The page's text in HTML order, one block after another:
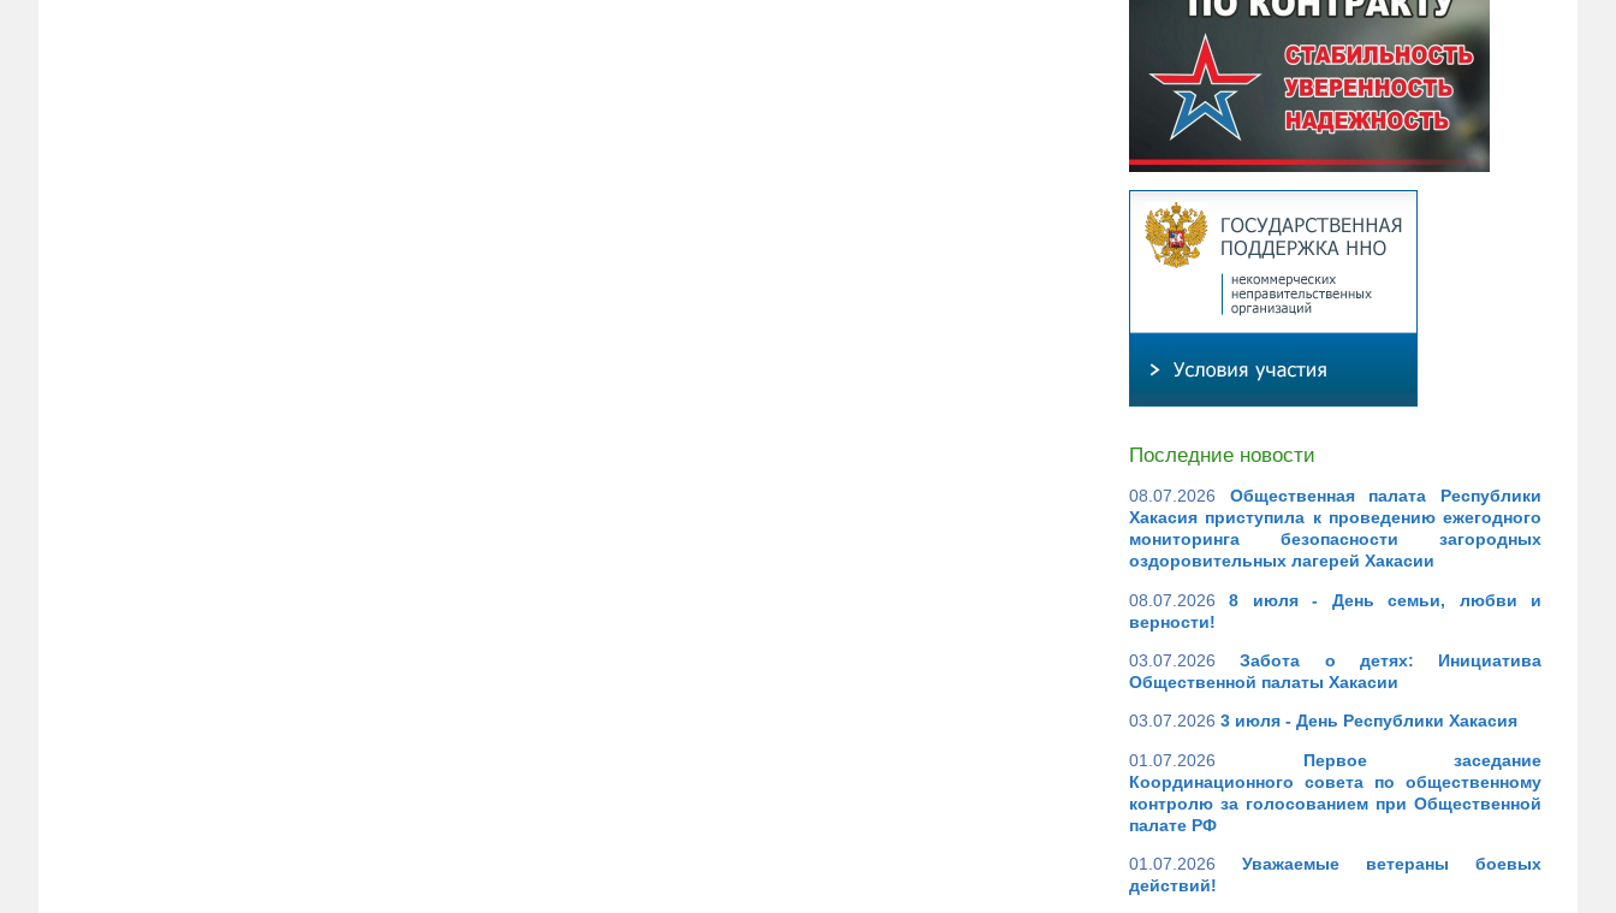
Последние новости
08.07.2026
Общественная палата Республики
Хакасия приступила к проведению ежегодного
мониторинга безопасности загородных
оздоровительных лагерей Хакасии
08.07.2026
8 июля - День семьи, любви и
верности!
03.07.2026
Забота о детях: Инициатива
Общественной палаты Хакасии
03.07.2026 3 июля - День Республики Хакасия
01.07.2026
Первое заседание
Координационного совета по общественному
контролю за голосованием при Общественной
палате РФ
01.07.2026
Уважаемые ветераны боевых
действий!